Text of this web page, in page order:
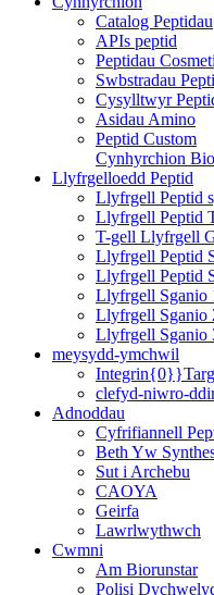
Catalog Peptidau
APIs peptid
Peptidau
Swbstradau
Cysylltwyr
Asidau Amino
Peptid Custom
Cynhyrchion
Llyfrgelloedd Peptid
Llyfrgell Peptid
Llyfrgell Peptid
T-gell Llyfrgell
Llyfrgell Peptid
Llyfrgell Peptid
Llyfrgell Sganio
Llyfrgell Sganio
Llyfrgell Sganio
meysydd-ymchwil
clefyd-niwro-
Adnoddau
Cyfrifiannell
Beth Yw
Sut i Archebu
CAOYA
Geirfa
Lawrlwythwch
Cwmni
Am Biorunstar
Polisi